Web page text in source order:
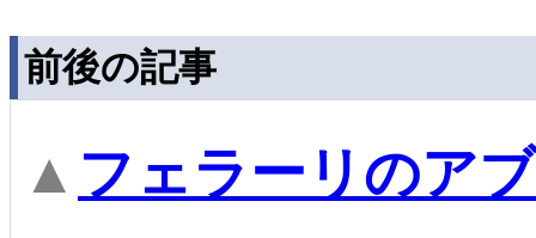
前後の記事
▲ フェラーリのア